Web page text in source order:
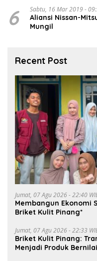
6 Sabtu, 16 Mar 2019 -
Aliansi Nissan-
Mungil
Recent Post
Jumat, 07 Agu 2026 - 22:40
Membangun Ekonomi
Briket Kulit Pinang*
Jumat, 07 Agu 2026 - 22:33
Briket Kulit Pinang:
Menjadi Produk